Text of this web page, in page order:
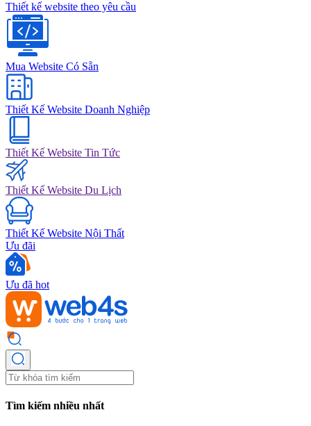
Thiết kế website theo yêu cầu
Mua Website Có Sẵn
Thiết Kế Website Doanh Nghiệp
Thiết Kế Website Tin Tức
Thiết Kế Website Du Lịch
Thiết Kế Website Nội Thất
Ưu đãi
Ưu đã hot
Tìm kiếm nhiều nhất